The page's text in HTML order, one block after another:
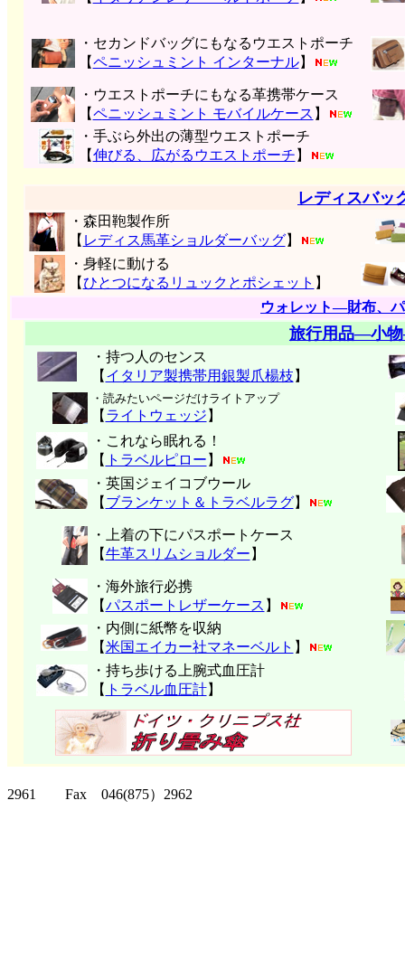
・セカンドバッグにもなるウエストポーチ
【ペニッシュミント インターナル】
・ウエストポーチにもなる革携帯ケース
【ペニッシュミント モバイルケース 】
・手ぶら外出の薄型ウエストポーチ
【伸びる、広がるウエストポーチ 】
レディスバッ
・森田鞄製作所
【 レディス馬革ショルダーバッグ】
・身軽に動ける
【ひとつになるリュックとポシェット 】
ウォレット―財布、
旅行用品―小
・持つ人のセンス
【 イタリア製携帯用銀製爪楊枝 】
・読みたいページだけライトアップ
【 ライトウェッジ 】
・これなら眠れる！
【 トラベルピロー 】
・英国ジェイコブウール
【 ブランケット＆トラベルラグ】
・上着の下にパスポートケース
【牛革スリムショルダー 】
・海外旅行必携
【パスポートレザーケース 】
・内側に紙幣を収納
【米国エイカー社マネーベルト 】
・持ち歩ける上腕式血圧計
【 トラベル血圧計】
2961 Fax 046(875）2962